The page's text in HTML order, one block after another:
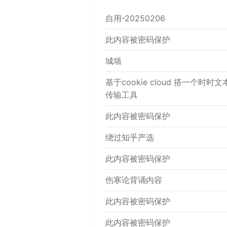
自用-20250206
此内容被密码保护
城墙
基于cookie cloud 搭一个时时文
传输工具
此内容被密码保护
绕过知乎严选
此内容被密码保护
伤寒论背诵内容
此内容被密码保护
此内容被密码保护